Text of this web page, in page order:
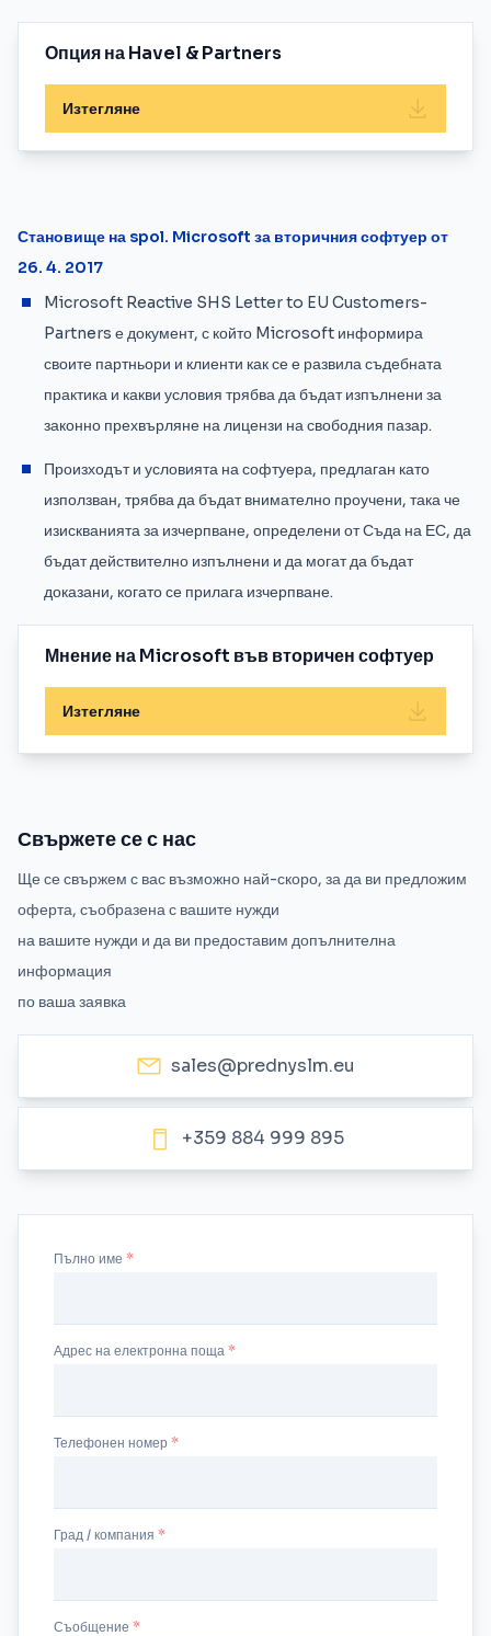
Опция на Havel & Partners
Изтегляне
Становище на spol. Microsoft за вторичния софтуер от
26. 4. 2017
Microsoft Reactive SHS Letter to EU Customers-
Partners е документ, с който Microsoft информира
своите партньори и клиенти как се е развила съдебната
практика и какви условия трябва да бъдат изпълнени за
законно прехвърляне на лицензи на свободния пазар.
Произходът и условията на софтуера, предлаган като
използван, трябва да бъдат внимателно проучени, така че
изискванията за изчерпване, определени от Съда на ЕС, да
бъдат действително изпълнени и да могат да бъдат
доказани, когато се прилага изчерпване.
Мнение на Microsoft във вторичен софтуер
Изтегляне
Свържете се с нас
Ще се свържем с вас възможно най-скоро, за да ви предложим
оферта, съобразена с вашите нужди
на вашите нужди и да ви предоставим допълнителна
информация
по ваша заявка
sales@prednyslm.eu
+359 884 999 895
Съобщение
Пълно име
Адрес на електронна поща
Телефонен номер
Град / компания